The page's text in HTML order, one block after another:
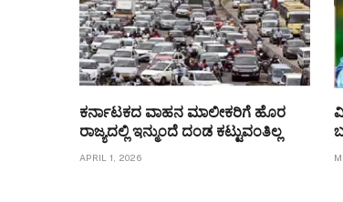
ಕರ್ನಾಟಕದ ವಾಹನ ಮಾಲೀಕರಿಗೆ ಹೊರ
ರಾಜ್ಯದಲ್ಲಿ ಇನ್ಮುಂದೆ ದಂಡ ಕಟ್ಟುವಂತಿಲ್ಲ
APRIL 1, 2026